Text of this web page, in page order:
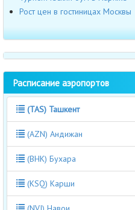
Рост цен в гостиницах Москвы
Расписание аэропортов
(TAS) Ташкент
(AZN) Андижан
(BHK) Бухара
(KSQ) Карши